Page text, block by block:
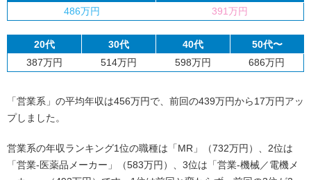
486万円
391万円
20代 30代 40代
50代〜
387万円
514万円 598万円 686万円
「営業系」の平均年収は456万円で、前回の439万円から17万円アッ
プしました。
営業系の年収ランキング1位の職種は「MR」（732万円）、2位は
「営業‐医薬品メーカー」（583万円）、3位は「営業‐機械／電機メ